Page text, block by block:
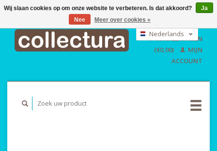
EUR
GBP
USD
Nederlands
English
WINKELWAGEN
(€0,00)
MIJN
ACCOUNT
Wij slaan cookies op om onze website te verbeteren. Is dat akkoord?
Ja
Nee
Meer over cookies »